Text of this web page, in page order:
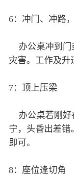
6：冲门、冲路
办公桌冲到门
灾害。工作及升
7：顶上压梁
办公桌若刚好
宁，头昏出差错
即可。
8：座位逢切角